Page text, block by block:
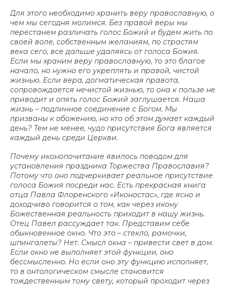
Для этого необходимо хранить веру православную, о
чем мы сегодня молимся. Без правой веры мы
перестанем различать голос Божий и будем жить по
своей воле, собственным желаниям, по страстям
века сего, все дальше удаляясь от голоса Божия.
Если мы храним веру православную, то это благое
начало, но нужно его укреплять и правой, чистой
жизнью. Если вера, догматическая правота,
сопровождается нечистой жизнью, то она к пользе не
приводит и опять голос Божий заглушается. Наша
жизнь – подлинное соединение с Богом. Мы
призваны к обожению, но кто об этом думает каждый
день? Тем не менее, чудо присутствия Бога является
каждый день среди Церкви.
Почему иконопочитание явилось поводом для
установления праздника Торжества Православия?
Потому что оно подчеркивает реальное присутствие
голоса Божия посреди нас. Есть прекрасная книга
отца Павла Флоренского «Иконостас», где ясно и
доходчиво говорится о том, как через икону
Божественная реальность приходит в нашу жизнь.
Отец Павел рассуждает так. Представим себе
обыкновенное окно. Что это – стекло, рамочки,
шпингалеты? Нет. Смысл окна – привести свет в дом.
Если окно не выполняет этой функции, оно
бессмысленно. Но если оно эту функцию исполняет,
то в онтологическом смысле становится
тождественным тому свету, который проходит через